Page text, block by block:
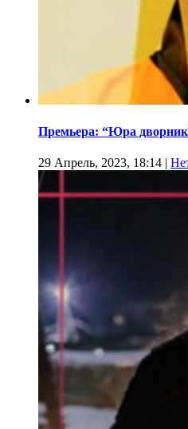
Премьера: “Юра
29 Апрель, 2023, 18:14 |